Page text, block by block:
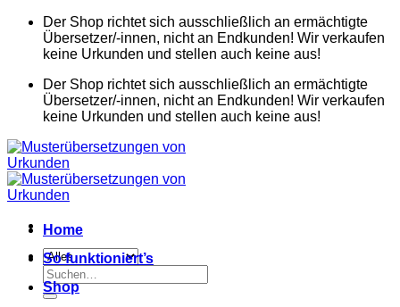
Zum
springen
Der Shop richtet sich ausschließlich an ermächtigte
Übersetzer/-innen, nicht an Endkunden! Wir verkaufen
keine Urkunden und stellen auch keine aus!
Der Shop richtet sich ausschließlich an ermächtigte
Übersetzer/-innen, nicht an Endkunden! Wir verkaufen
keine Urkunden und stellen auch keine aus!
Suchen
nach:
Home
So funktioniert’s
Shop